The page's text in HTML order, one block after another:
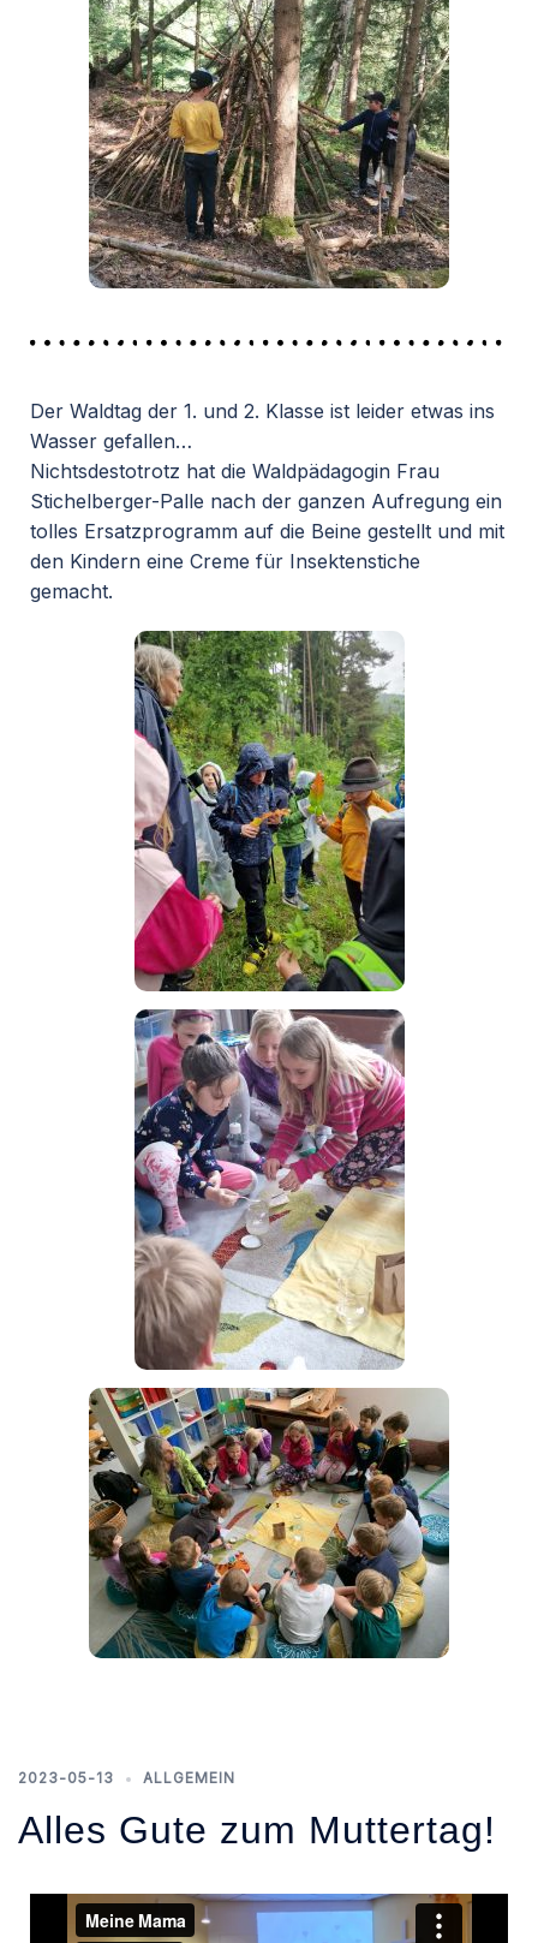
Der Waldtag der 1. und 2. Klasse ist leider etwas ins
Wasser gefallen…
Nichtsdestotrotz hat die Waldpädagogin Frau
Stichelberger-Palle nach der ganzen Aufregung ein
tolles Ersatzprogramm auf die Beine gestellt und mit
den Kindern eine Creme für Insektenstiche
gemacht.
2023-05-13 ALLGEMEIN
Alles Gute zum Muttertag!